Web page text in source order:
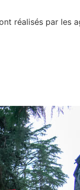
réalisés par les